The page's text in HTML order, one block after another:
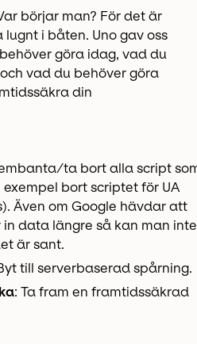
börjar man? För det är
i båten. Uno gav oss
göra idag, vad du
vad du behöver göra
din
ta bort alla script
bort scriptet för UA
Även om Google hävdar att
data längre så kan man inte
är sant.
till serverbaserad spårning.
: Ta fram en framtidssäkrad